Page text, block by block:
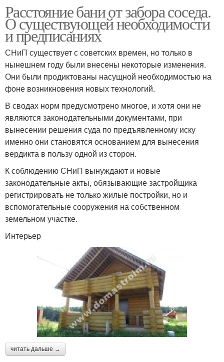
Расстояние бани от забора соседа.
О существующей необходимости
и предписаниях
СНиП существует с советских времен, но только в
нынешнем году были внесены некоторые изменения.
Они были продиктованы насущной необходимостью на
фоне возникновения новых технологий.
В сводах норм предусмотрено многое, и хотя они не
являются законодательными документами, при
вынесении решения суда по предъявленному иску
именно они становятся основанием для вынесения
вердикта в пользу одной из сторон.
К соблюдению СНиП вынуждают и новые
законодательные акты, обязывающие застройщика
регистрировать не только жилые постройки, но и
вспомогательные сооружения на собственном
земельном участке.
Интерьер
читать дальше →